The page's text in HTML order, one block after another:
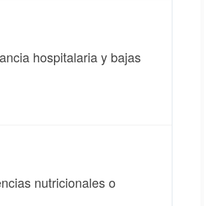
hospitalaria y bajas
nutricionales o